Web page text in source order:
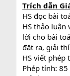
Trích dẫn
HS đọc bài
HS thảo luận
lời cho bài
đặt ra, giải
HS viết phép
Phép tính: